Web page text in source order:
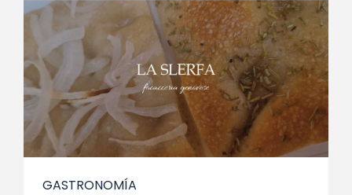
GASTRONOMÍA